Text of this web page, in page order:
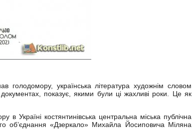
голодомору, українська література художнім словом
показує, якими були ці жахливі роки. Це як
Україні костянтинівська центральна міська публічна
об’єднання «Дзеркало» Михайла Йосиповича Міляна